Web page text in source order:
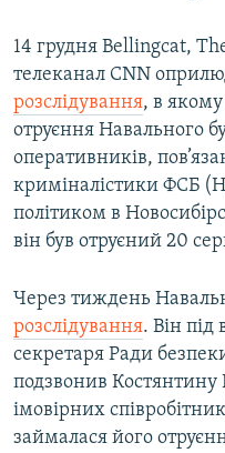
14 грудня Bellingcat,
телеканал CNN
розслідування, в
отруєння Навального
оперативників,
криміналістики ФСБ
політиком в
він був отруєний 20
Через тиждень
розслідування. Він
секретаря Ради
подзвонив Костянтину
імовірних
займалася його